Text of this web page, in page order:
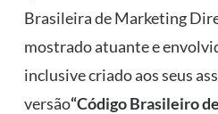
Brasileira de Marketing
mostrado atuante e
inclusive criado aos seus
versão“Código Brasileiro de